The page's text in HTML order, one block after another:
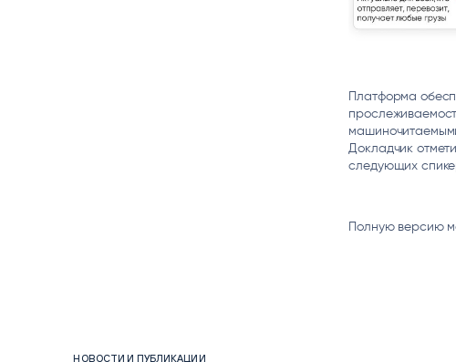
Платформа
Докладчик
следующих
Полную версию
НОВОСТИ И ПУБЛИКАЦИИ